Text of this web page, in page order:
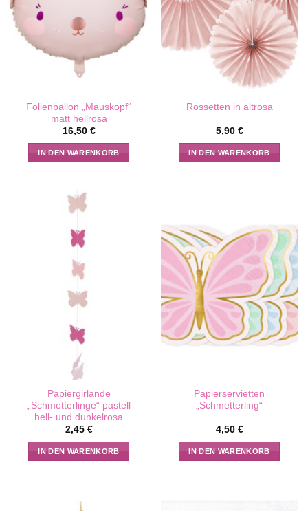
Folienballon „Mauskopf“
matt hellrosa
16,50 €
IN DEN WARENKORB
Rossetten in altrosa
5,90 €
IN DEN WARENKORB
Papiergirlande
„Schmetterlinge“ pastell
hell- und dunkelrosa
2,45 €
IN DEN WARENKORB
Papierservietten
„Schmetterling“
4,50 €
IN DEN WARENKORB